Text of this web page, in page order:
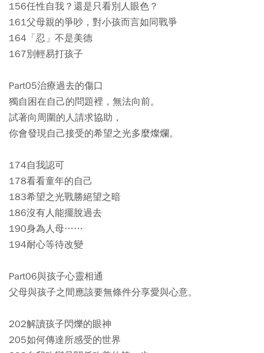
156任性自我？還是只看別人眼色？
161父母親的爭吵，對小孩而言如同戰爭
164「忍」不是美德
167別輕易打孩子
Part05治療過去的傷口
獨自困在自己的問題裡，無法向前。
試著向周圍的人請求協助，
你會發現自己接受的希望之光多麼燦爛。
174自我認可
178看看童年的自己
183希望之光戰勝絕望之暗
186沒有人能擺脫過去
190身為人母……
194耐心等待改變
Part06與孩子心靈相通
父母與孩子之間應該要無條件分享愛與心意。
202解讀孩子閃爍的眼神
205如何傳達所感受的世界